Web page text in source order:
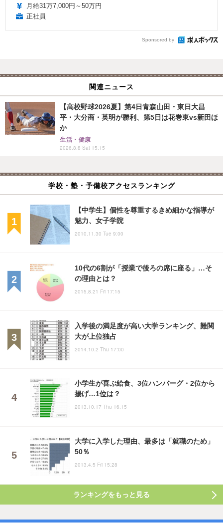
月給31万7,000円～50万円
正社員
Sponsored by
関連ニュース
【高校野球2026夏】第4日青森山田・東日大昌
平・大分商・英明が勝利、第5日は花巻東vs新田ほ
か
生活・健康
2026.8.8 Sat 15:15
学校・塾・予備校アクセスランキング
【中学生】個性を尊重するきめ細かな指導が
魅力、女子学院
2010.11.30 Tue 9:00
10代の6割が「授業で後ろの席に座る」…そ
の理由とは？
2015.8.21 Fri 17:15
入学後の満足度が高い大学ランキング、難関
大が上位独占
2014.10.2 Thu 17:00
小学生が喜ぶ給食、3位ハンバーグ・2位から
揚げ…1位は？
2013.10.17 Thu 16:15
大学に入学した理由、最多は「就職のため」
50％
2013.4.5 Fri 15:28
ランキングをもっと見る